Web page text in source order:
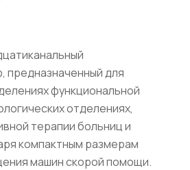
предназначенный для
функциональной
отделениях,
терапии больниц и
компактным размерам
машин скорой помощи.